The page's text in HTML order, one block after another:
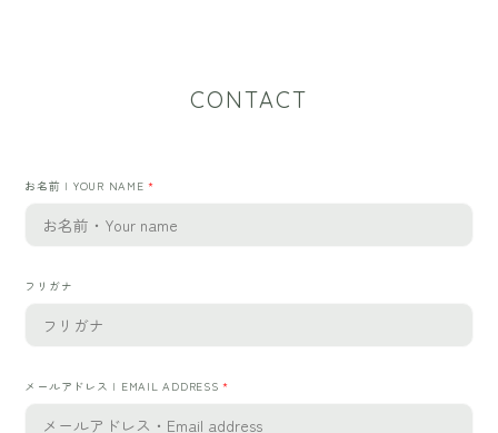
CONTACT
お名前 | YOUR NAME*
フリガナ
メールアドレス | EMAIL ADDRESS*